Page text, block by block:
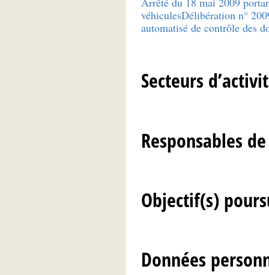
véhiculesDélibération n°
automatisé de contrôle des
Secteurs
Responsables
Objectif(s)
Données